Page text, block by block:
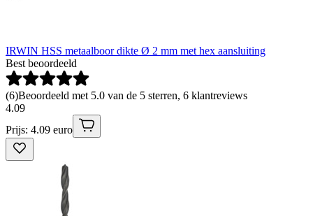
IRWIN HSS metaalboor dikte Ø 2 mm met hex aansluiting
Best beoordeeld
(6)Beoordeeld met 5.0 van de 5 sterren, 6 klantreviews
4.09
Prijs: 4.09 euro